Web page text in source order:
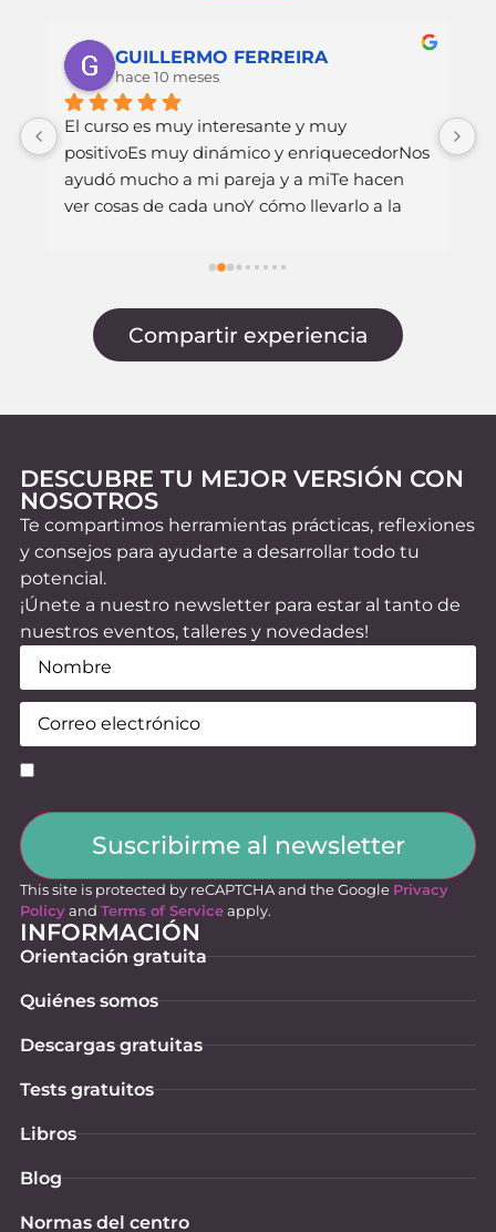
GUILLERMO FERREIRA
hace 10 meses
El curso es muy interesante y muy
positivoEs muy dinámico y enriquecedorNos
ayudó mucho a mi pareja y a miTe hacen
ver cosas de cada unoY cómo llevarlo a la
Compartir experiencia
DESCUBRE TU MEJOR VERSIÓN CON
NOSOTROS
Te compartimos herramientas prácticas, reflexiones
y consejos para ayudarte a desarrollar todo tu
potencial.
¡Únete a nuestro newsletter para estar al tanto de
nuestros eventos, talleres y novedades!
Nombre
Email
Consentimiento
Suscribirme al newsletter
This site is protected by reCAPTCHA and the Google Privacy
Policyand Terms of Serviceapply.
INFORMACIÓN
Orientación gratuita
Quiénes somos
Descargas gratuitas
Tests gratuitos
Libros
Blog
Normas del centro